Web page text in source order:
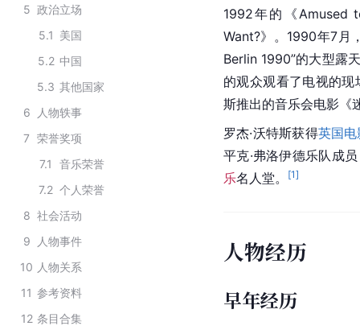
5 政治立场
5.1 美国
5.2 中国
5.3 其他国家
6
人物轶事
7 荣誉奖项
7.1
音乐荣誉
7.2 个人荣誉
8 社会活动
9
人物事件
10 人物关系
11 参考资料
12 条目合集
1992年的《Amused
Want?》。1990年7月
Berlin 1990”的大型露
的观众观看了电视的
斯推出的音乐会电影《
罗杰·沃特斯获得英国电
平克·弗洛伊德乐队成
乐名人堂。 [1]
人物经历
早年经历